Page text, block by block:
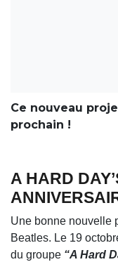
Ce nouveau
prochain !
A HARD
Une bonne nouvelle
Beatles. Le 19
du groupe “A Hard